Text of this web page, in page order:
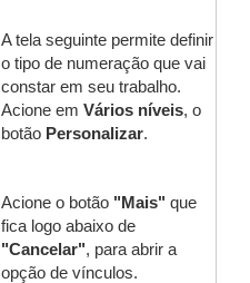
A tela seguinte permite definir
o tipo de numeração que vai
constar em seu trabalho.
Acione em Vários níveis, o
botão Personalizar.
Acione o botão "Mais" que
fica logo abaixo de
"Cancelar", para abrir a
opção de vínculos.